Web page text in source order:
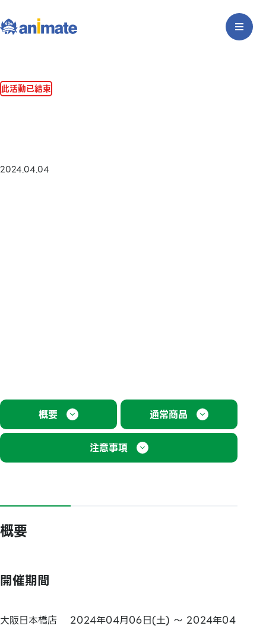
此活動已結束
2024.04.04
概要 通常商品
注意事項
概要
開催期間
大阪日本橋店 2024年04月06日(土) ～ 2024年04